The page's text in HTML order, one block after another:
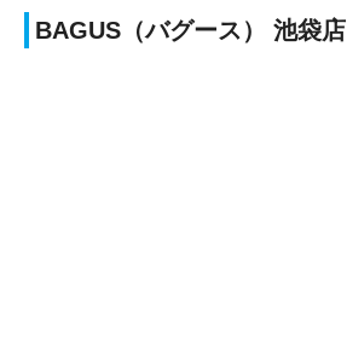
BAGUS（バグース） 池袋店